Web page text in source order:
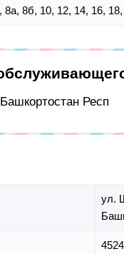
8а, 8б, 10, 12, 14, 16,
Респ
ул.